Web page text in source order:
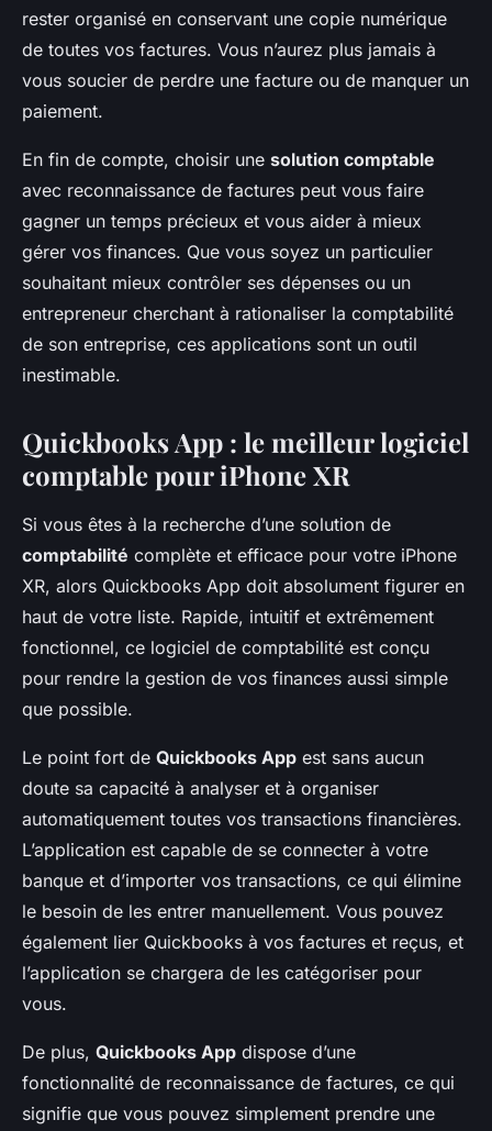
rester organisé en conservant une copie numérique
de toutes vos factures. Vous n’aurez plus jamais à
vous soucier de perdre une facture ou de manquer un
paiement.
En fin de compte, choisir une solution comptable
avec reconnaissance de factures peut vous faire
gagner un temps précieux et vous aider à mieux
gérer vos finances. Que vous soyez un particulier
souhaitant mieux contrôler ses dépenses ou un
entrepreneur cherchant à rationaliser la comptabilité
de son entreprise, ces applications sont un outil
inestimable.
Quickbooks App : le meilleur logiciel
comptable pour iPhone XR
Si vous êtes à la recherche d’une solution de
comptabilité complète et efficace pour votre iPhone
XR, alors Quickbooks App doit absolument figurer en
haut de votre liste. Rapide, intuitif et extrêmement
fonctionnel, ce logiciel de comptabilité est conçu
pour rendre la gestion de vos finances aussi simple
que possible.
Le point fort de Quickbooks App est sans aucun
doute sa capacité à analyser et à organiser
automatiquement toutes vos transactions financières.
L’application est capable de se connecter à votre
banque et d’importer vos transactions, ce qui élimine
le besoin de les entrer manuellement. Vous pouvez
également lier Quickbooks à vos factures et reçus, et
l’application se chargera de les catégoriser pour
vous.
De plus, Quickbooks App dispose d’une
fonctionnalité de reconnaissance de factures, ce qui
signifie que vous pouvez simplement prendre une